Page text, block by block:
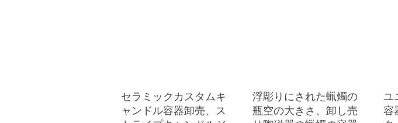
セラミックカスタムキ
ャンドル容器卸売、ス
浮彫りにされた蝋燭の
瓶空の大きさ、卸し売
ユ
容